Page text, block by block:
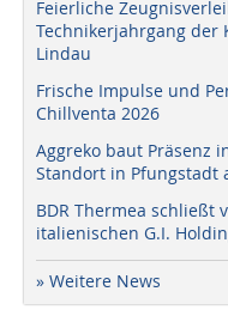
Feierliche
Technikerjahrgang der
Lindau
Frische Impulse und
Chillventa 2026
Aggreko baut Präsenz
Standort in Pfungstadt
BDR Thermea schließt
italienischen G.I.
» Weitere News